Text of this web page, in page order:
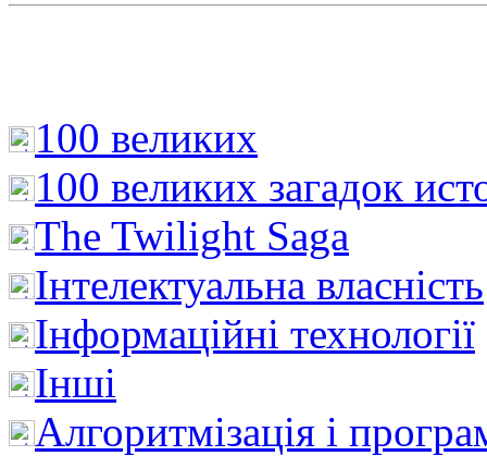
100 великих
100 великих загадок
The Twilight Saga
Інтелектуальна влaсність
Інформаційні технології
Інші
Алгоритмізація і